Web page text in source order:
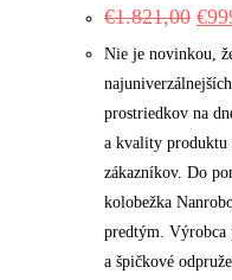
€1.821,00 €
Nie je novinkou,
prostriedkov na
a kvality produktu
zákazníkov. Do
kolobežka
predtým. Výrobca
a špičkové